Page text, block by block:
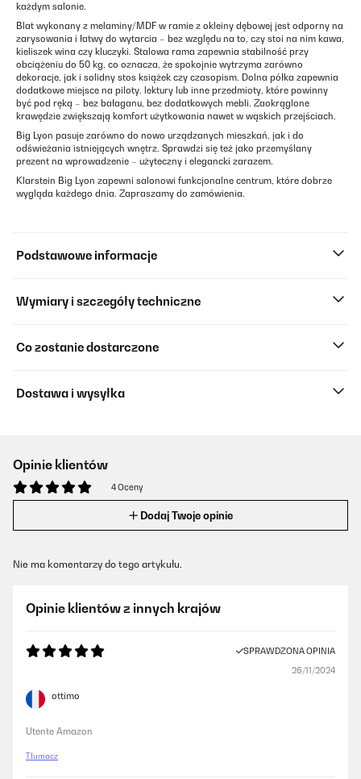
każdym salonie.
Blat wykonany z melaminy/MDF w ramie z okleiny dębowej jest odporny na
zarysowania i łatwy do wytarcia – bez względu na to, czy stoi na nim kawa,
kieliszek wina czy kluczyki. Stalowa rama zapewnia stabilność przy
obciążeniu do 50 kg, co oznacza, że spokojnie wytrzyma zarówno
dekoracje, jak i solidny stos książek czy czasopism. Dolna półka zapewnia
dodatkowe miejsce na piloty, lektury lub inne przedmioty, które powinny
być pod ręką – bez bałaganu, bez dodatkowych mebli. Zaokrąglone
krawędzie zwiększają komfort użytkowania nawet w wąskich przejściach.
Big Lyon pasuje zarówno do nowo urządzanych mieszkań, jak i do
odświeżania istniejących wnętrz. Sprawdzi się też jako przemyślany
prezent na wprowadzenie – użyteczny i elegancki zarazem.
Klarstein Big Lyon zapewni salonowi funkcjonalne centrum, które dobrze
wygląda każdego dnia. Zapraszamy do zamówienia.
Podstawowe informacje
Wymiary i szczegóły techniczne
Co zostanie dostarczone
Dostawa i wysyłka
Opinie klientów
4 Oceny
Dodaj Twoje opinie
Nie ma komentarzy do tego artykułu.
Opinie klientów z innych krajów
SPRAWDZONA OPINIA
26/11/2024
ottimo
Utente Amazon
Tłumacz